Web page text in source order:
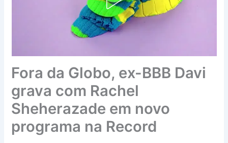
Fora da Globo, ex-BBB Davi
grava com Rachel
Sheherazade em novo
programa na Record